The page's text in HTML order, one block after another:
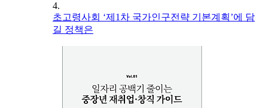
4.
초고령사회 ‘제1차 국가인구전략 기본계획’에 담
길 정책은